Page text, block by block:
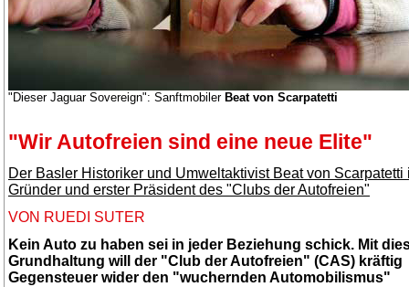
"Dieser Jaguar Sovereign": Sanftmobiler Beat von Scarpatetti
"Wir Autofreien sind eine neue Elite"
Der Basler Historiker und Umweltaktivist Beat von Scarpatetti
Gründer und erster Präsident des "Clubs der Autofreien"
VON RUEDI SUTER
Kein Auto zu haben sei in jeder Beziehung schick. Mit
Grundhaltung will der "Club der Autofreien" (CAS) kräftig
Gegensteuer wider den "wuchernden Automobilismus"